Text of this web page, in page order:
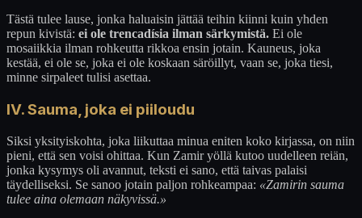
Tästä tulee lause, jonka haluaisin jättää teihin kiinni kuin yhden
repun kivistä: ei ole trencadísia ilman särkymistä. Ei ole
mosaiikkia ilman rohkeutta rikkoa ensin jotain. Kauneus, joka
kestää, ei ole se, joka ei ole koskaan säröillyt, vaan se, joka tiesi,
minne sirpaleet tulisi asettaa.
IV. Sauma, joka ei piiloudu
Siksi yksityiskohta, joka liikuttaa minua eniten koko kirjassa, on niin
pieni, että sen voisi ohittaa. Kun Zamir yöllä kutoo uudelleen reiän,
jonka kysymys oli avannut, teksti ei sano, että taivas palaisi
täydelliseksi. Se sanoo jotain paljon rohkeampaa: «Zamirin sauma
tulee aina olemaan näkyvissä.»